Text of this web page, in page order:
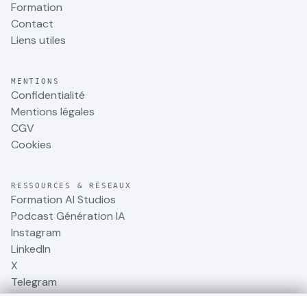
Formation
Contact
Liens utiles
MENTIONS
Confidentialité
Mentions légales
CGV
Cookies
RESSOURCES & RÉSEAUX
Formation AI Studios
Podcast Génération IA
Instagram
LinkedIn
X
Telegram